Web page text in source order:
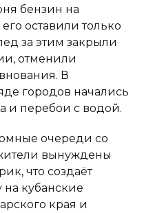
бензин на
оставили только
за этим закрыли
отменили
В
городов начались
и перебои с водой.
очереди со
вынуждены
что создаёт
на кубанские
края и